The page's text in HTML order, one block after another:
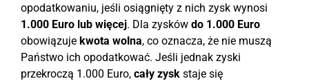
opodatkowaniu, jeśli osiągnięty z nich zysk wynosi
1.000 Euro lub więcej. Dla zysków do 1.000 Euro
obowiązuje kwota wolna, co oznacza, że nie muszą
Państwo ich opodatkować. Jeśli jednak zyski
przekroczą 1.000 Euro, cały zysk staje się